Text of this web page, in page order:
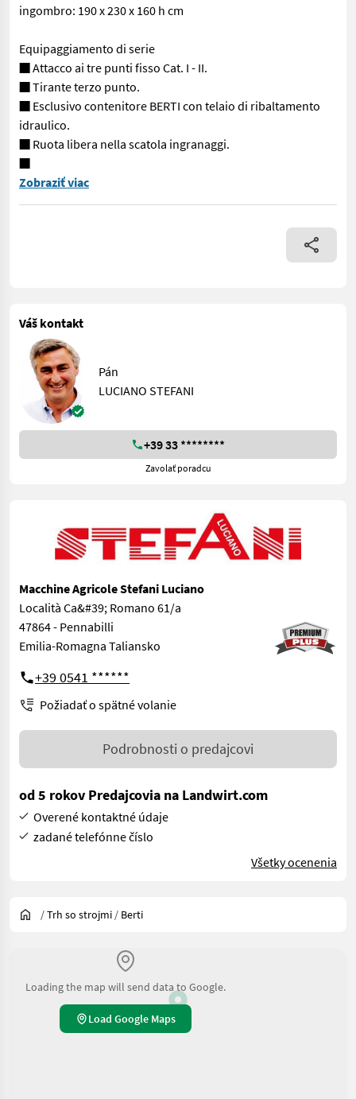
ingombro: 190 x 230 x 160 h cm
Equipaggiamento di serie
■ Attacco ai tre punti fisso Cat. I - II.
■ Tirante terzo punto.
■ Esclusivo contenitore BERTI con telaio di ribaltamento
idraulico.
■ Ruota libera nella scatola ingranaggi.
■
Trinciatrice idonea per la triturazione ed il recupero dei
Zobraziť viac
Váš kontakt
Pán
LUCIANO STEFANI
+39 33 ********
Zavolať poradcu
Macchine Agricole Stefani Luciano
Località Ca&#39; Romano 61/a
47864 - Pennabilli
Emilia-Romagna Taliansko
+39 0541 ******
Požiadať o spätné volanie
Podrobnosti o predajcovi
od 5 rokov Predajcovia na Landwirt.com
Overené kontaktné údaje
zadané telefónne číslo
Všetky ocenenia
/Trh so strojmi / Berti
Loading the map will send data to Google.
Load Google Maps